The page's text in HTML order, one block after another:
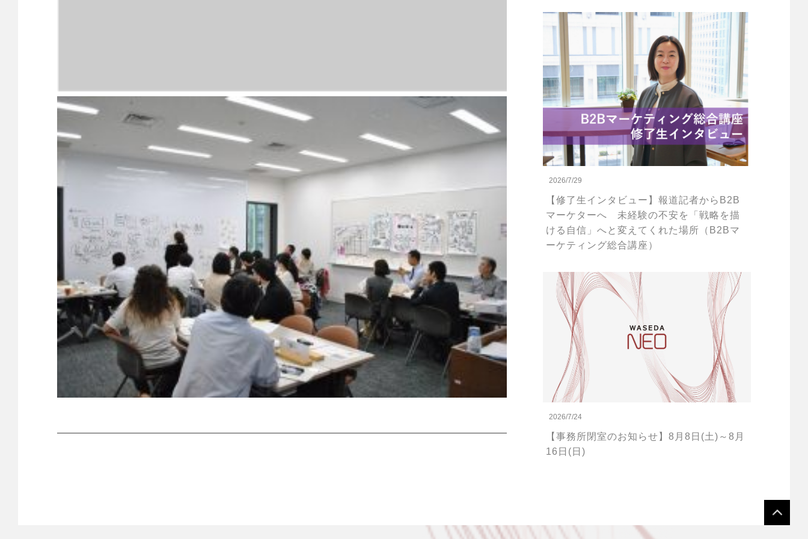
2026/7/29
【修了生インタビュー】報道記者からB2B
マーケターへ 未経験の不安を「戦略を描
ける自信」へと変えてくれた場所（B2Bマ
ーケティング総合講座）
2026/7/24
【事務所閉室のお知らせ】8月8日(土)～8月
16日(日)